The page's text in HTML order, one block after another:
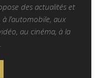
des actualités et
l’automobile, aux
au cinéma, à la